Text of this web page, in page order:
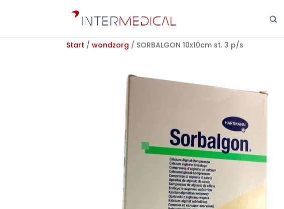
Start / wondzorg / SORBALGON 10x10cm st. 3 p/s